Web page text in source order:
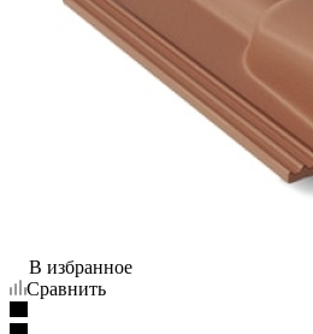
В избранное
Сравнить